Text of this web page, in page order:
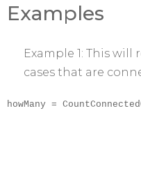
Examples
Example 1: This
cases that are
howMany =